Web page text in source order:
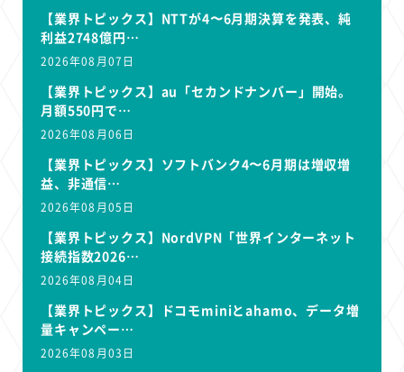
【業界トピックス】NTTが4〜6月期決算を発表、純
利益2748億円…
2026年08月07日
【業界トピックス】au「セカンドナンバー」開始。
月額550円で…
2026年08月06日
【業界トピックス】ソフトバンク4〜6月期は増収増
益、非通信…
2026年08月05日
【業界トピックス】NordVPN「世界インターネット
接続指数2026…
2026年08月04日
【業界トピックス】ドコモminiとahamo、データ増
量キャンペー…
2026年08月03日